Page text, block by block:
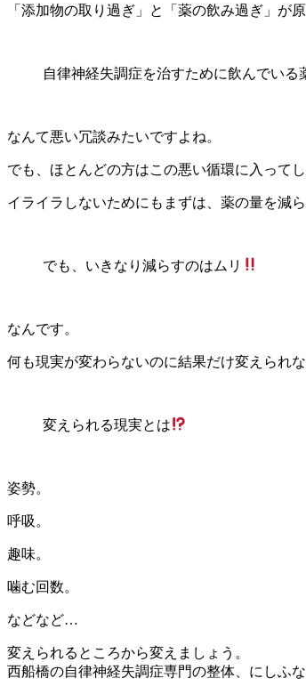
「添加物の取り過ぎ」と「薬の飲み過ぎ」が
自律神経失調症を治すために飲んでいる
なんて悪い冗談みたいですよね。
でも、ほとんどの方はこの悪い循環に入ってし
イライラしないためにもまずは、薬の量を減
でも、いきなり減らすのはムリ
なんです。
何も現実が変わらないのに結果だけ変えられな
変えられる現実とは
姿勢。
呼吸。
趣味。
噛む回数。
などなど…
変えられるところから変えましょう。
西船橋の自律神経失調症専門の整体、にしふ